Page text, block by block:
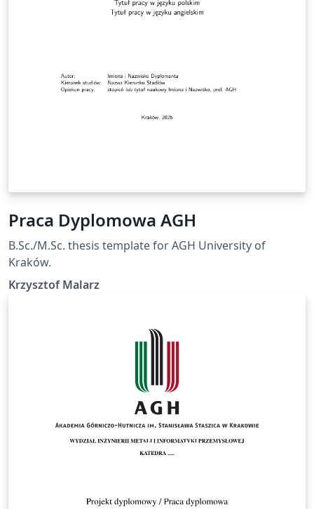
Praca Dyplomowa AGH
B.Sc./M.Sc. thesis template for AGH University of
Kraków.
Krzysztof Malarz